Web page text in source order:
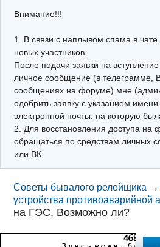
Почта
Поиск релейщика
Видео РЗиА
Фотохостинг
Телеграм
Внимание!!!
1. В связи с наплывом спама в
новых участников.
После подачи заявки на
личное сообщение (в телеграмме,
сообщениях на форуме) мне
одобрить заявку с указанием
электронной почты, на которую
2. Для восстановления доступа на
обращаться по средствам личных
или ВК.
Советы бывалого релейщика
устройства противоаварийной
на ГЭС. Возможно ли?